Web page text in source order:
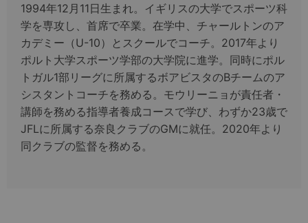
1994年12月11日生まれ。イギリスの大学でスポーツ科
学を専攻し、首席で卒業。在学中、チャールトンのア
カデミー（U-10）とスクールでコーチ。2017年より
ポルト大学スポーツ学部の大学院に進学。同時にポル
トガル1部リーグに所属するボアビスタのBチームのア
シスタントコーチを務める。モウリーニョが責任者・
講師を務める指導者養成コースで学び、わずか23歳で
JFLに所属する奈良クラブのGMに就任。2020年より
同クラブの監督を務める。